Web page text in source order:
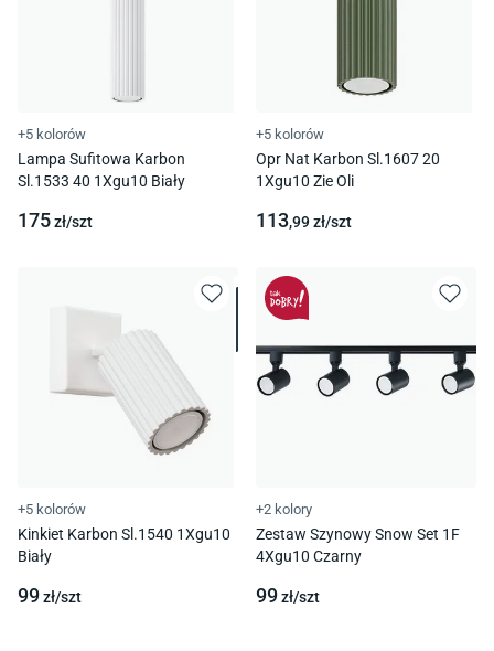
+5 kolorów
Lampa Sufitowa Karbon
Sl.1533 40 1Xgu10 Biały
175zł/szt
+5 kolorów
Opr Nat Karbon Sl.1607 20
1Xgu10 Zie Oli
113,99zł/szt
+5 kolorów
Kinkiet Karbon Sl.1540 1Xgu10
Biały
99zł/szt
+2 kolory
Zestaw Szynowy Snow Set 1F
4Xgu10 Czarny
99zł/szt